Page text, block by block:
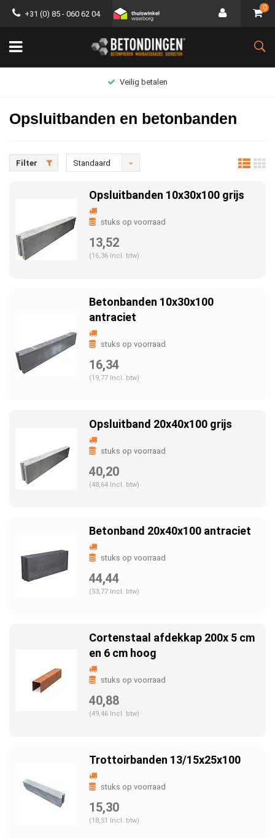
+31 (0) 85 - 060 62 04
0
Groot assortiment
Opsluitbanden en betonbanden
Filter Standaard
Opsluitbanden 10x30x100 grijs
stuks op voorraad
13,52
(16,36 Incl. btw)
Betonbanden 10x30x100
antraciet
stuks op voorraad
16,34
(19,77 Incl. btw)
Opsluitband 20x40x100 grijs
stuks op voorraad
40,20
(48,64 Incl. btw)
Betonband 20x40x100 antraciet
stuks op voorraad
44,44
(53,77 Incl. btw)
Cortenstaal afdekkap 200x 5 cm
en 6 cm hoog
stuks op voorraad
40,88
(49,46 Incl. btw)
Trottoirbanden 13/15x25x100
stuks op voorraad
15,30
(18,51 Incl. btw)